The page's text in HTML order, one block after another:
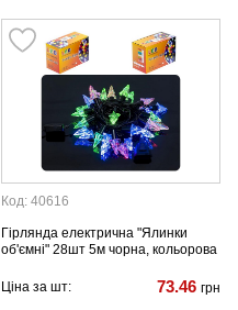
Код: 40616
Гірлянда електрична "Ялинки
об'ємні" 28шт 5м чорна, кольорова
Ціна за шт: 73.46 грн